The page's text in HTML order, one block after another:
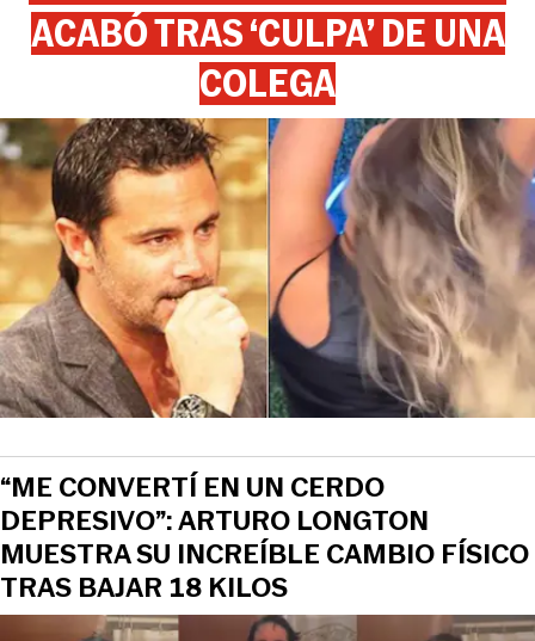
ACABÓ TRAS ‘CULPA’ DE UNA
COLEGA
“ME CONVERTÍ EN UN CERDO
DEPRESIVO”: ARTURO LONGTON
MUESTRA SU INCREÍBLE CAMBIO FÍSICO
TRAS BAJAR 18 KILOS